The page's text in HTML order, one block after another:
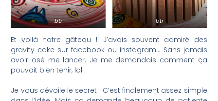
btr btr
Et voilà notre gâteau !! J’avais souvent admiré des
gravity cake sur facebook ou instagram… Sans jamais
avoir osé me lancer. Je me demandais comment ça
pouvait bien tenir, lol
Je vous dévoile le secret ! C’est finalement assez simple